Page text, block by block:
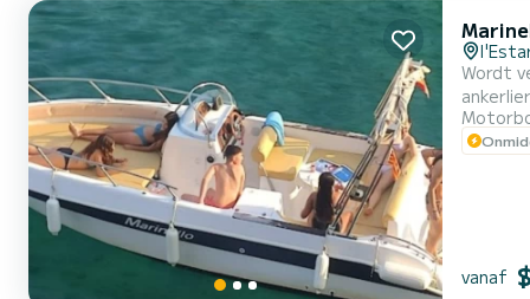
Wordt
en
groot
vanaf